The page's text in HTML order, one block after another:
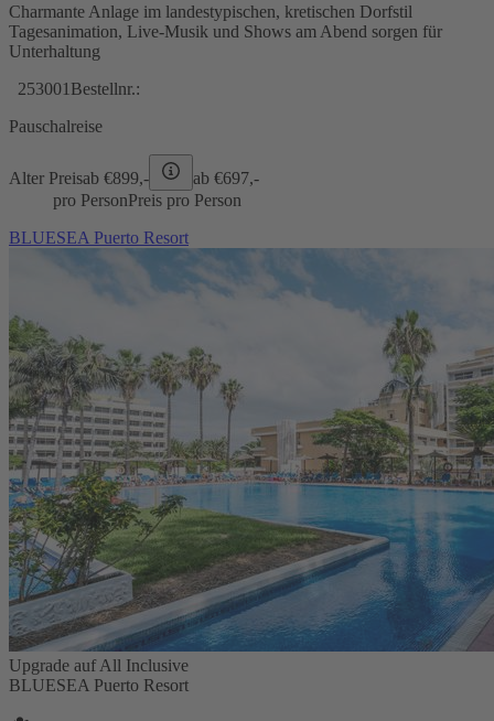
Charmante Anlage im landestypischen, kretischen Dorfstil
Tagesanimation, Live-Musik und Shows am Abend sorgen für
Unterhaltung
253001 Bestellnr.:
Pauschalreise
Alter Preisab €899,- ab €697,-
pro PersonPreis pro Person
BLUESEA Puerto Resort
Upgrade auf All Inclusive
BLUESEA Puerto Resort